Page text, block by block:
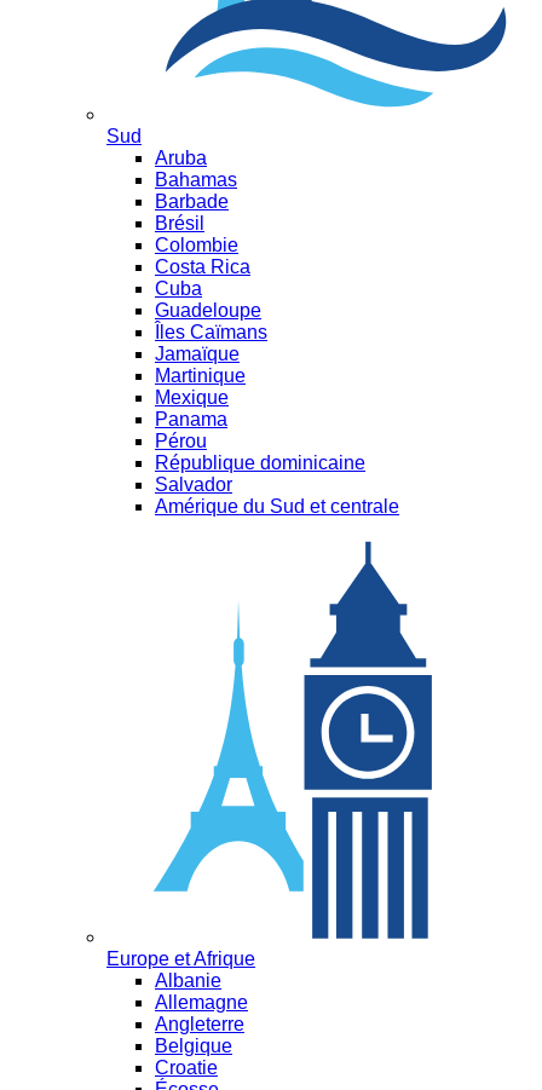
Sud
Aruba
Bahamas
Barbade
Brésil
Colombie
Costa Rica
Cuba
Guadeloupe
Îles Caïmans
Jamaïque
Martinique
Mexique
Panama
Pérou
République dominicaine
Salvador
Amérique du Sud et centrale
Europe et Afrique
Albanie
Allemagne
Angleterre
Belgique
Croatie